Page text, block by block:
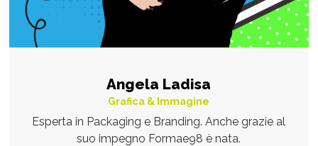
Angela Ladisa
Grafica & Immagine
Esperta in Packaging e Branding. Anche grazie al
suo impegno Formae98 è nata.